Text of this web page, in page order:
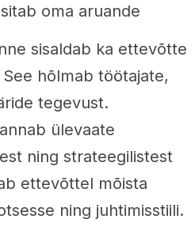
oma aruande
sisaldab ka ettevõtte
hõlmab töötajate,
tegevust.
ülevaate
ning strateegilistest
ettevõttel mõista
ning juhtimisstiili.